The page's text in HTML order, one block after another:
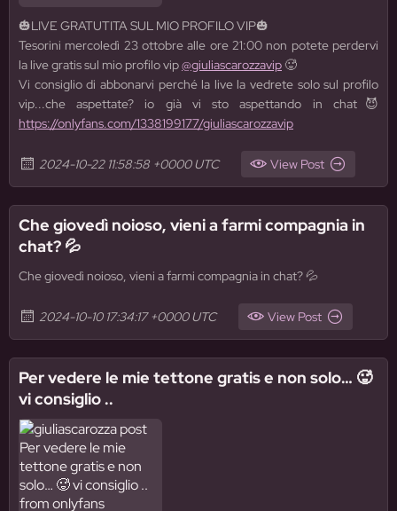
🎃LIVE GRATUTITA SUL MIO PROFILO VIP🎃
Tesorini mercoledì 23 ottobre alle ore 21:00 non potete perdervi
la live gratis sul mio profilo vip@giuliascarozzavip 🥵
Vi consiglio di abbonarvi perché la live la vedrete solo sul profilo
vip...che aspettate? io già vi sto aspettando in chat😈
https://onlyfans.com/1338199177/giuliascarozzavip
2024-10-22 11:58:58 +0000 UTC View Post
Che giovedì noioso, vieni a farmi compagnia in
chat? 💦
Che giovedì noioso, vieni a farmi compagnia in chat? 💦
2024-10-10 17:34:17 +0000 UTC View Post
Per vedere le mie tettone gratis e non solo… 🥵
vi consiglio ..